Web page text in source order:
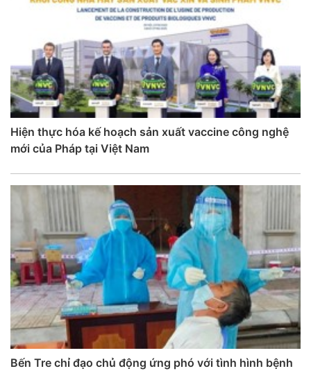
Hiện thực hóa kế hoạch sản xuất vaccine công nghệ
mới của Pháp tại Việt Nam
Bến Tre chỉ đạo chủ động ứng phó với tình hình bệnh